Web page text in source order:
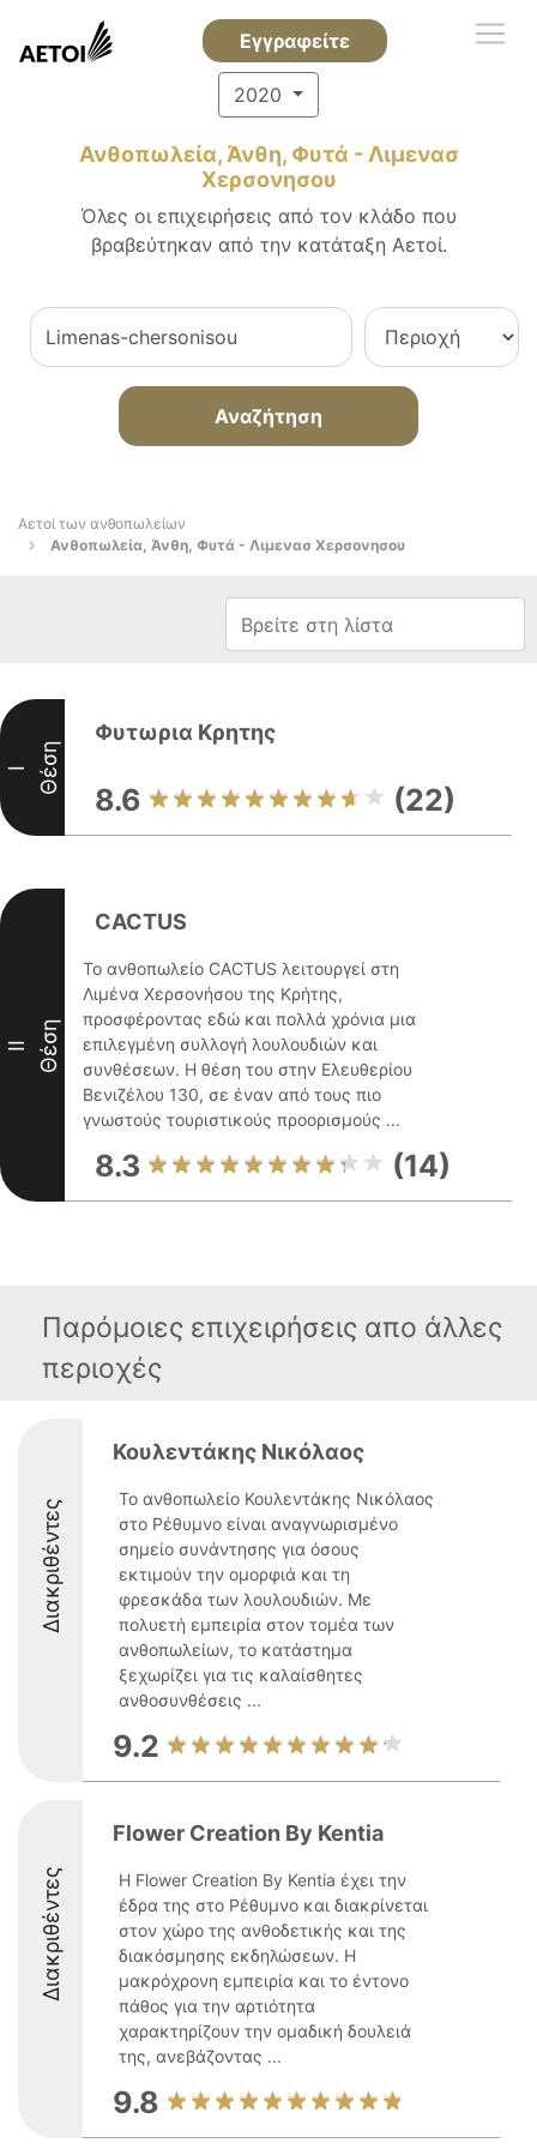
Εγγραφείτε
2020
Ανθοπωλεία, Άνθη, Φυτά - Λιμενασ
Χερσονησου
Όλες οι επιχειρήσεις από τον κλάδο που
βραβεύτηκαν από την κατάταξη Αετοί.
Αναζήτηση
Αετοί των ανθοπωλείων
Ανθοπωλεία, Άνθη, Φυτά - Λιμενασ Χερσονησου
I Θέση
Φυτωρια Κρητης
8.6 (22)
II Θέση
CACTUS
Το ανθοπωλείο CACTUS λειτουργεί στη
Λιμένα Χερσονήσου της Κρήτης,
προσφέροντας εδώ και πολλά χρόνια μια
επιλεγμένη συλλογή λουλουδιών και
συνθέσεων. Η θέση του στην Ελευθερίου
Βενιζέλου 130, σε έναν από τους πιο
γνωστούς τουριστικούς προορισμούς ...
8.3 (14)
Παρόμοιες επιχειρήσεις απο άλλες
περιοχές
Διακριθέντες
Κουλεντάκης Νικόλαος
Το ανθοπωλείο Κουλεντάκης Νικόλαος
στο Ρέθυμνο είναι αναγνωρισμένο
σημείο συνάντησης για όσους
εκτιμούν την ομορφιά και τη
φρεσκάδα των λουλουδιών. Με
πολυετή εμπειρία στον τομέα των
ανθοπωλείων, το κατάστημα
ξεχωρίζει για τις καλαίσθητες
ανθοσυνθέσεις ...
9.2
Διακριθέντες
Flower Creation By Kentia
Η Flower Creation By Kentia έχει την
έδρα της στο Ρέθυμνο και διακρίνεται
στον χώρο της ανθοδετικής και της
διακόσμησης εκδηλώσεων. Η
μακρόχρονη εμπειρία και το έντονο
πάθος για την αρτιότητα
χαρακτηρίζουν την ομαδική δουλειά
της, ανεβάζοντας ...
9.8